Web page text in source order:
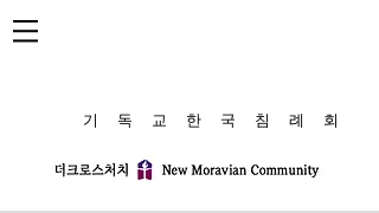
​기 독 교 한 국 침 례 회